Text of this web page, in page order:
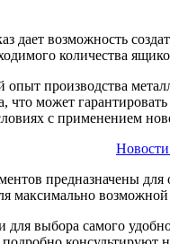
дает возможность
количества
производства
что может
с применением
предназначены
максимально
для выбора самого